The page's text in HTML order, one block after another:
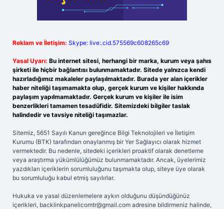
Reklam ve İletişim: Skype: live:.cid.575569c608265c69
Yasal Uyarı: Bu internet sitesi, herhangi bir marka, kurum veya şahıs
şirketi ile hiçbir bağlantısı bulunmamaktadır. Sitede yalnızca kendi
hazırladığımız makaleler paylaşılmaktadır. Burada yer alan içerikler
haber niteliği taşımamakta olup, gerçek kurum ve kişiler hakkında
paylaşım yapılmamaktadır. Gerçek kurum ve kişiler ile isim
benzerlikleri tamamen tesadüfidir. Sitemizdeki bilgiler taslak
halindedir ve tavsiye niteliği taşımazlar.
Sitemiz, 5651 Sayılı Kanun gereğince Bilgi Teknolojileri ve İletişim
Kurumu (BTK) tarafından onaylanmış bir Yer Sağlayıcı olarak hizmet
vermektedir. Bu nedenle, sitedeki içerikleri proaktif olarak denetleme
veya araştırma yükümlülüğümüz bulunmamaktadır. Ancak, üyelerimiz
yazdıkları içeriklerin sorumluluğunu taşımakta olup, siteye üye olarak
bu sorumluluğu kabul etmiş sayılırlar.
Hukuka ve yasal düzenlemelere aykırı olduğunu düşündüğünüz
içerikleri, backlinkpanelicomtr@gmail.com adresine bildirmeniz halinde,